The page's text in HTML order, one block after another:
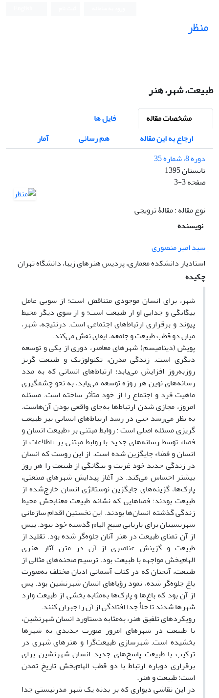
منظر
طبیعت، شهر، هنر
مشخصات مقاله
فایل ها
ارجاع به این مقاله
هم رسانی
آمار
دوره 8، شماره 35
تابستان 1395
صفحه3-3
نوع مقاله : مقالۀ ترویجی
نویسنده
سید امیر منصوری
استادیار دانشکده معماری، پردیس هنرهای زیبا، دانشگاه تهران
چکیده
شهر، برای انسان موجودی متناقض است؛ از سویی عامل
بیگانگی و جدایی او از طبیعت است؛ و از سوی دیگر محیط
پیوند و برقراری ارتباط‌های اجتماعی است. درنتیجه، شهر،
میان دو قطب طبیعت و جامعه، ایفای نقش می‌کند.
پویش (دینامیسم) شهرهای معاصر، دوری از یکی و توسعه
دیگری است. زندگی مدرن، تکنولوژیک و طبیعت گریز
روزبه‌روز افزایش می‌یابد؛ ارتباط‌های انسانی که به مدد
رسانه‌های نوین هر روزه توسعه می‌یابد، به نحو چشمگیری
ماهیت فرد و اجتماع را از خود متأثر ساخته است. مسئله
امروز، مجازی شدن ارتباط‌ها به‌جای واقعی بودن آن‌هاست.
به نظر می‌رسد حتی در رشد ارتباط‌های انسانی نیز طبیعت
گریزی مسئله اصلی است : روابط مبتنی بر «طبیعت انسان و
فضا» توسط رسانه‌های جدید با روابط مبتنی بر «اطلاعات از
انسان و فضا» جایگزین شده است. از این روست که انسان
در زندگی جدید خود غربت و بیگانگی از طبیعت را هر روز
بیشتر احساس می‌کند. در آغاز پیدایش شهرهای صنعتی،
پارک‌ها، گزینه‌های جایگزین نوستالژی انسان خارج‌شده از
طبیعت بودند؛ فضاهایی که نشانه طبیعت معنابخش محیط
زندگی گذشته انسان‌ها بودند. این نخستین اقدام سازمانی
شهرنشینان برای بازیابی منبع الهام گذشته خود نبود. پیش
از آن تمنای طبیعت در هنر آنان جلوه‌گر شده بود. تقلید از
طبیعت و گزینش عناصری از آن در متن آثار هنری
الهام‌بخش مواجهه با طبیعت بود. ترسیم صحنه‌های مثالی از
طبیعت، آنچنان که در کتاب آسمانی ادیان مختلف به‌صورت
باغ جلوه‌گر شده، نمود رؤیاهای انسان شهرنشین بود. پس
از آن بود که باغ‌ها و پارک‌ها به‌مثابه بخشی از طبیعت وارد
شهرها شدند تا خلأ جدا افتادگی از آن را جبران کنند.
رویکردهای تلفیق هنر، به‌مثابه دستاورد انسان شهرنشین،
با طبیعت در شهرهای امروز صورت جدیدی به شهرها
بخشیده است. شهرسازی طبیعت‌گرا و هنرهای شهری در
ترکیب با طبیعت پاسخ‌های جدید انسان شهرنشین برای
برقراری دوباره ارتباط با دو قطب الهام‌بخش تاریخ تمدن
است: طبیعت و هنر.
در این نقاشی دیواری که بر بدنه یک شهر مدرنیستی جدا